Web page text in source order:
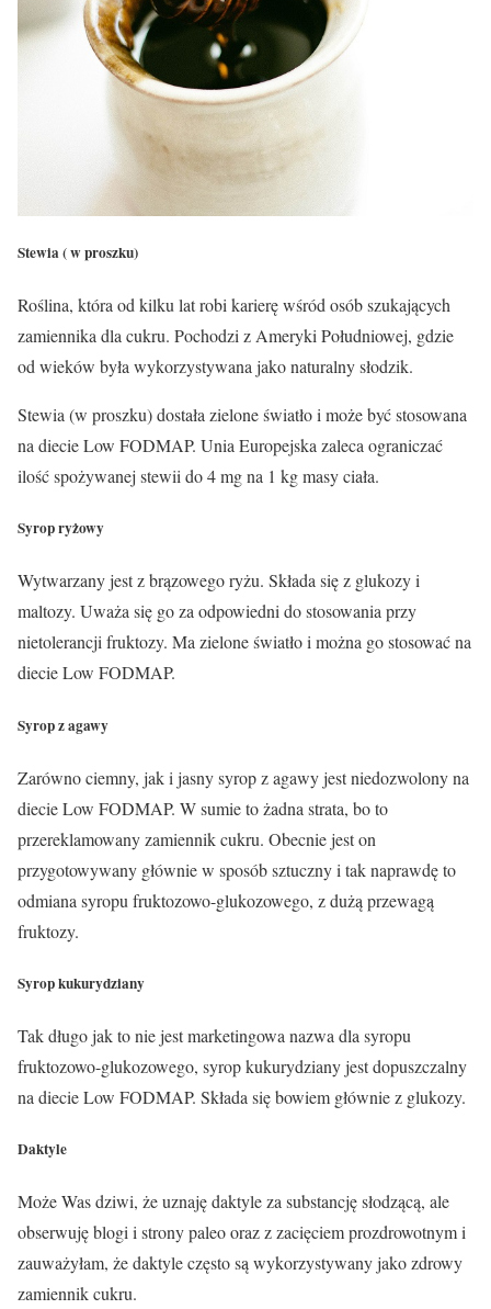
Stewia ( w proszku)
Roślina, która od kilku lat robi karierę wśród osób szukających
zamiennika dla cukru. Pochodzi z Ameryki Południowej, gdzie
od wieków była wykorzystywana jako naturalny słodzik.
Stewia (w proszku) dostała zielone światłoi może być stosowana
na diecie Low FODMAP. Unia Europejska zaleca ograniczać
ilość spożywanej stewii do 4 mg na 1 kg masy ciała.
Syrop ryżowy
Wytwarzany jest z brązowego ryżu. Składa się z glukozy i
maltozy. Uważa się go za odpowiedni do stosowania przy
nietolerancji fruktozy. Mazielone światłoi można go stosować na
diecie Low FODMAP.
Syrop z agawy
Zarówno ciemny, jak i jasny syrop z agawy jestniedozwolonyna
diecie Low FODMAP. W sumie to żadna strata, bo to
przereklamowany zamiennik cukru. Obecnie jest on
przygotowywany głównie w sposób sztuczny i tak naprawdę to
odmiana syropu fruktozowo-glukozowego, z dużą przewagą
fruktozy.
Syrop kukurydziany
Tak długo jak to nie jest marketingowa nazwa dla syropu
fruktozowo-glukozowego, syrop kukurydziany jestdopuszczalny
na diecie Low FODMAP. Składa się bowiem głównie z glukozy.
Daktyle
Może Was dziwi, że uznaję daktyle za substancję słodzącą, ale
obserwuję blogi i strony paleo oraz z zacięciem prozdrowotnym i
zauważyłam, że daktyle często są wykorzystywany jako zdrowy
zamiennik cukru.